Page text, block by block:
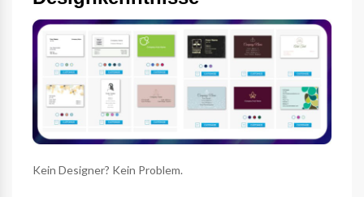
Kein Designer? Kein Problem.